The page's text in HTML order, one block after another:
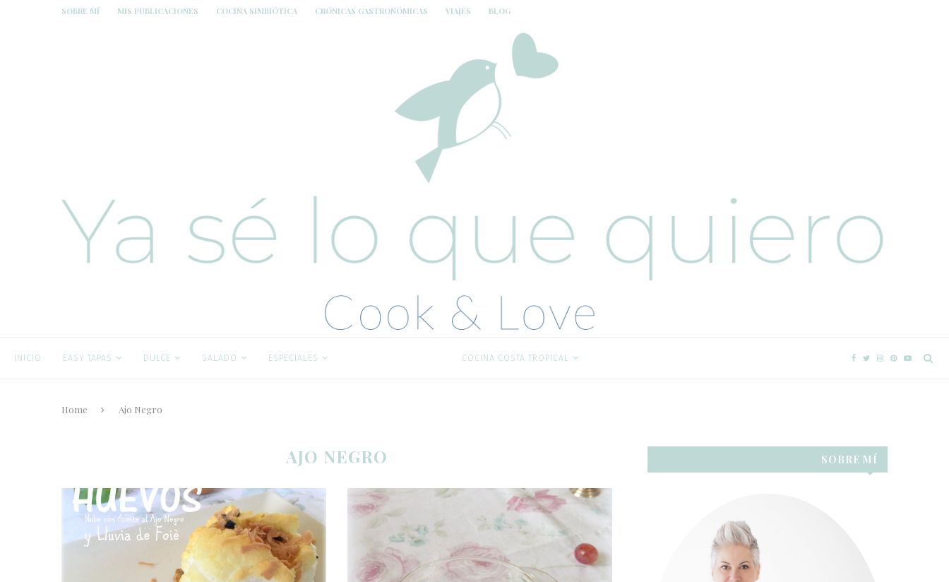
SOBRE MÍ MIS PUBLICACIONES COCINA SIMBIÓTICA CRÓNICAS GASTRONÓMICAS VIAJES BLOG
INICIO EASY TAPAS DULCE SALADO ESPECIALES COCINA COSTA TROPICAL
Home Ajo Negro
AJO NEGRO SOBRE MÍ